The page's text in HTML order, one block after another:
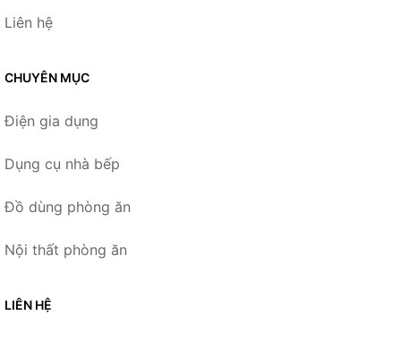
Liên hệ
CHUYÊN MỤC
Điện gia dụng
Dụng cụ nhà bếp
Đồ dùng phòng ăn
Nội thất phòng ăn
LIÊN HỆ